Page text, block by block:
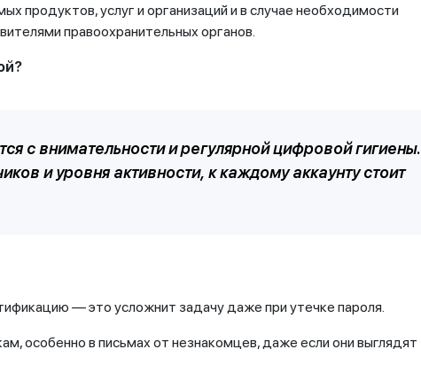
продуктов, услуг и организаций и в случае необходимости
правоохранительных органов.
с внимательности и регулярной цифровой гигиены.
и уровня активности, к каждому аккаунту стоит
— это усложнит задачу даже при утечке пароля.
особенно в письмах от незнакомцев, даже если они выглядят